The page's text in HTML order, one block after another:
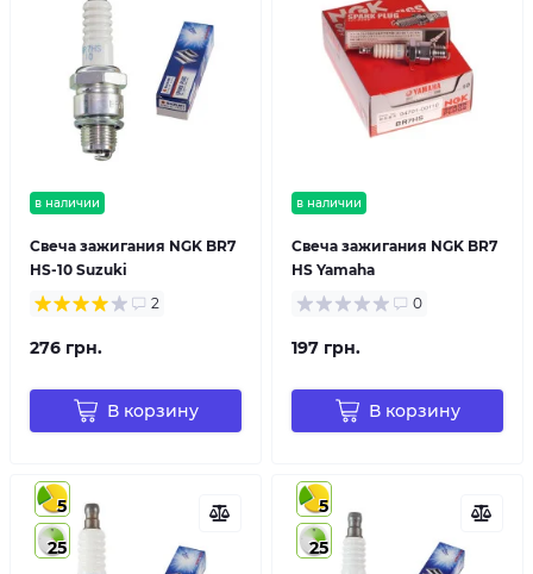
в наличии
Свеча зажигания NGK BR7
HS-10 Suzuki
2
276 грн.
В корзину
в наличии
Свеча зажигания NGK BR7
HS Yamaha
0
197 грн.
В корзину
5
25
5
25